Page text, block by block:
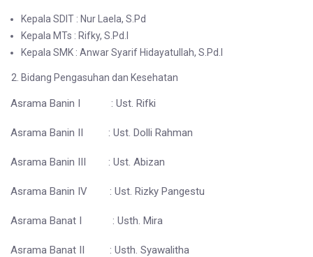
Kepala SDIT : Nur Laela, S.Pd
Kepala MTs : Rifky, S.Pd.I
Kepala SMK : Anwar Syarif Hidayatullah, S.Pd.I
Bidang Pengasuhan dan Kesehatan
Asrama Banin I : Ust. Rifki
Asrama Banin II : Ust. Dolli Rahman
Asrama Banin III : Ust. Abizan
Asrama Banin IV : Ust. Rizky Pangestu
Asrama Banat I : Usth. Mira
Asrama Banat II : Usth. Syawalitha